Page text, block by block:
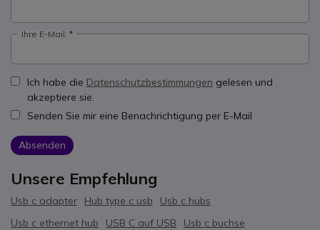
Ihre E-Mail:
Ich habe die Datenschutzbestimmungen gelesen und
akzeptiere sie.
Senden Sie mir eine Benachrichtigung per E-Mail
Absenden
Unsere Empfehlung
Usb c adapter Hub type c usb
Usb c hubs
Usb c ethernet hub
USB C auf USB
Usb c buchse